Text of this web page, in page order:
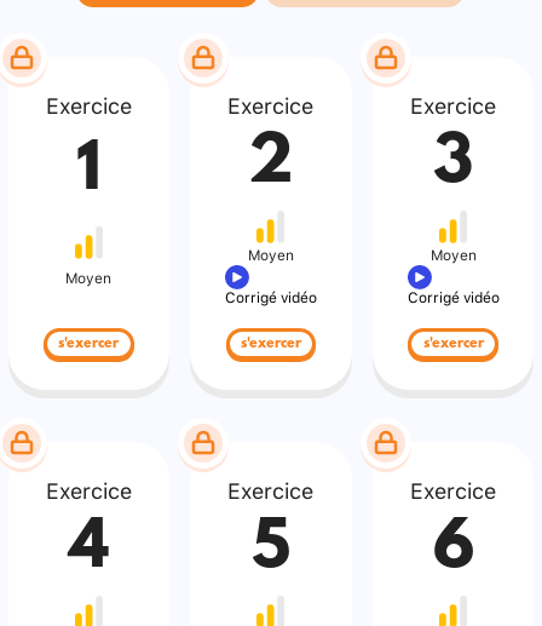
Exercice
1
Moyen
s'exercer
Exercice
2
Moyen
Corrigé vidéo
s'exercer
Exercice
3
Moyen
Corrigé vidéo
s'exercer
Exercice
4
Exercice
5
Exercice
6